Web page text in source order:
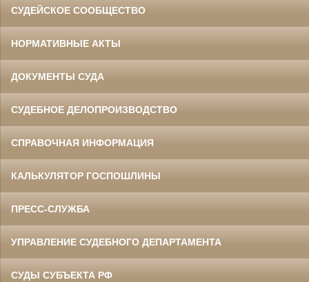
СУДЕЙСКОЕ СООБЩЕСТВО
НОРМАТИВНЫЕ АКТЫ
ДОКУМЕНТЫ СУДА
СУДЕБНОЕ ДЕЛОПРОИЗВОДСТВО
СПРАВОЧНАЯ ИНФОРМАЦИЯ
КАЛЬКУЛЯТОР ГОСПОШЛИНЫ
ПРЕСС-СЛУЖБА
УПРАВЛЕНИЕ СУДЕБНОГО ДЕПАРТАМЕНТА
СУДЫ СУБЪЕКТА РФ